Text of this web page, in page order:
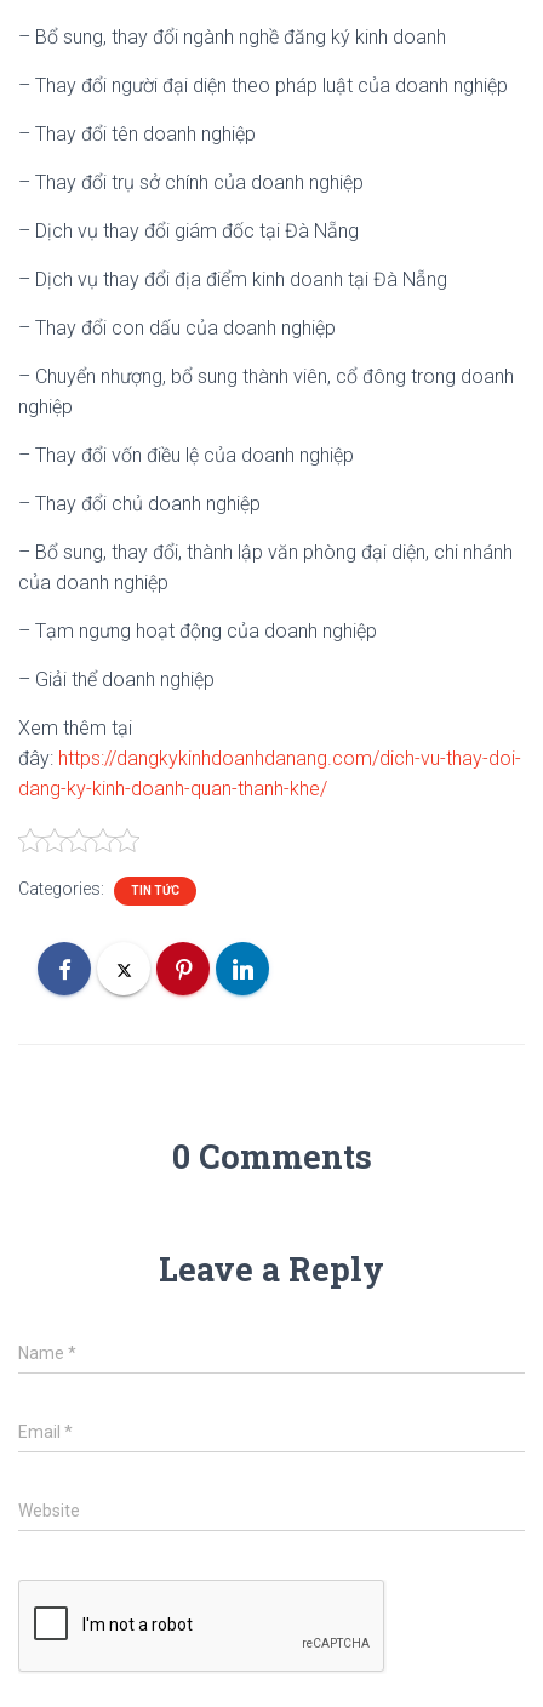
– Bổ sung, thay đổi ngành nghề đăng ký kinh doanh
– Thay đổi người đại diện theo pháp luật của doanh nghiệp
– Thay đổi tên doanh nghiệp
– Thay đổi trụ sở chính của doanh nghiệp
– Dịch vụ thay đổi giám đốc tại Đà Nẵng
– Dịch vụ thay đổi địa điểm kinh doanh tại Đà Nẵng
– Thay đổi con dấu của doanh nghiệp
– Chuyển nhượng, bổ sung thành viên, cổ đông trong doanh
nghiệp
– Thay đổi vốn điều lệ của doanh nghiệp
– Thay đổi chủ doanh nghiệp
– Bổ sung, thay đổi, thành lập văn phòng đại diện, chi nhánh
của doanh nghiệp
– Tạm ngưng hoạt động của doanh nghiệp
– Giải thể doanh nghiệp
Xem thêm tại
đây: https://dangkykinhdoanhdanang.com/dich-vu-thay-doi-
dang-ky-kinh-doanh-quan-thanh-khe/
Categories: TIN TỨC
0 Comments
Leave a Reply
Name *
Email *
Website